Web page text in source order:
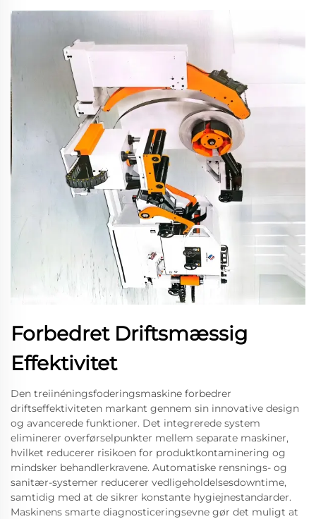
Forbedret Driftsmæssig
Effektivitet
Den treiinéningsfoderingsmaskine forbedrer
driftseffektiviteten markant gennem sin innovative design
og avancerede funktioner. Det integrerede system
eliminerer overførselpunkter mellem separate maskiner,
hvilket reducerer risikoen for produktkontaminering og
mindsker behandlerkravene. Automatiske rensnings- og
sanitær-systemer reducerer vedligeholdelsesdowntime,
samtidig med at de sikrer konstante hygiejnestandarder.
Maskinens smarte diagnosticeringsevne gør det muligt at